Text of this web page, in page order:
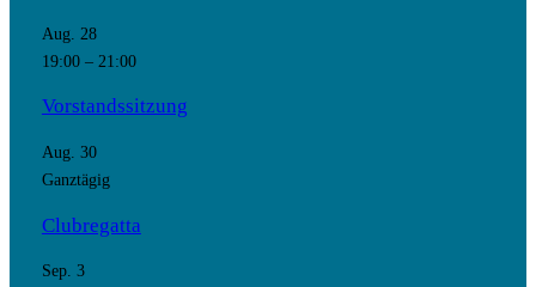
Aug. 28
19:00– 21:00
Vorstandssitzung
Aug. 30
Ganztägig
Clubregatta
Sep. 3